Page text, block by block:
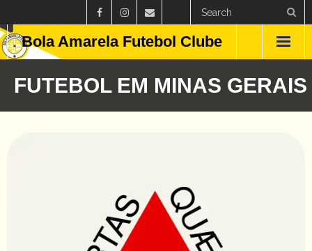
Bola Amarela Futebol Clube
FUTEBOL EM MINAS GERAIS